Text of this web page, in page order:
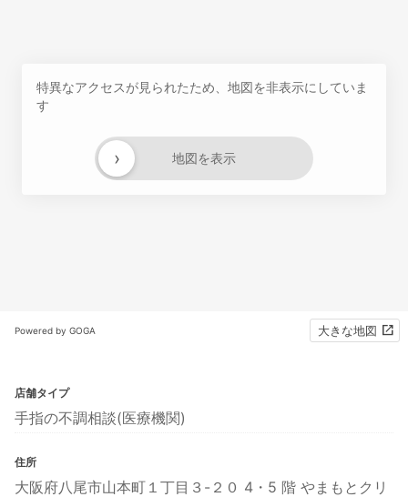
特異なアクセスが見られたため、地図を非表示にしていま
す
地図を表示
›
Powered by GOGA 大きな地図
店舗タイプ
手指の不調相談(医療機関)
住所
大阪府八尾市山本町１丁目３-２０ 4・5 階 やまもとクリ